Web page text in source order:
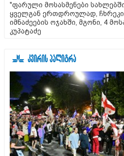
"ფარული მოსასმენები
ყველგან ერთდროულად,
იმნაძეების ოჯახში, მგონი, 4
კუპატაძე